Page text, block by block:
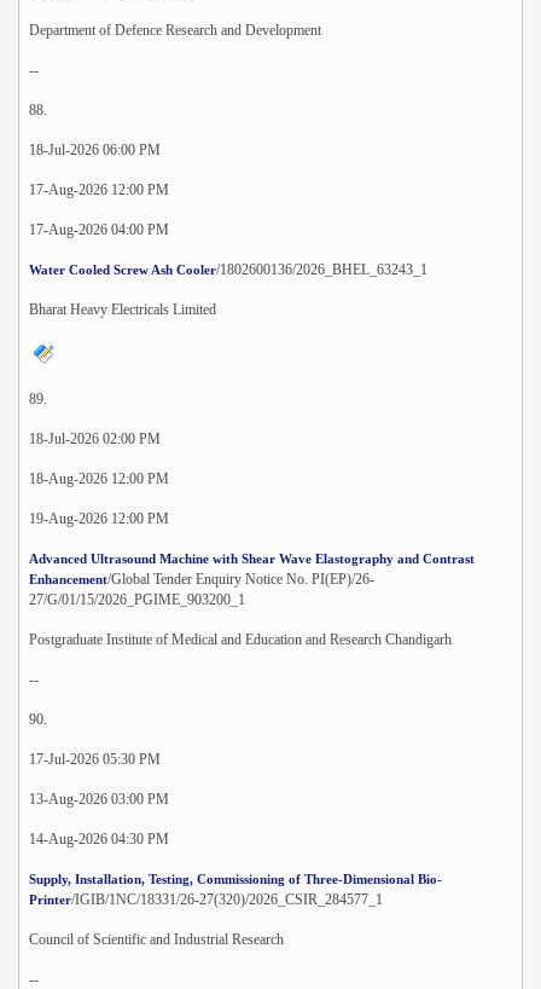
Department of Defence Research and Development
--
88.
18-Jul-2026 06:00 PM
17-Aug-2026 12:00 PM
17-Aug-2026 04:00 PM
Water Cooled Screw Ash Cooler/1802600136/2026_BHEL_63243_1
Bharat Heavy Electricals Limited
89.
18-Jul-2026 02:00 PM
18-Aug-2026 12:00 PM
19-Aug-2026 12:00 PM
Advanced Ultrasound Machine with Shear Wave Elastography and Contrast
Enhancement/Global Tender Enquiry Notice No. PI(EP)/26-
27/G/01/15/2026_PGIME_903200_1
Postgraduate Institute of Medical and Education and Research Chandigarh
--
90.
17-Jul-2026 05:30 PM
13-Aug-2026 03:00 PM
14-Aug-2026 04:30 PM
Supply, Installation, Testing, Commissioning of Three-Dimensional Bio-
Printer/IGIB/1NC/18331/26-27(320)/2026_CSIR_284577_1
Council of Scientific and Industrial Research
--